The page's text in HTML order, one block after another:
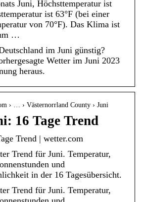
Juni, Höchsttemperatur ist
ist 63°F (bei einer
von 70°F). Das Klima ist
…
im Juni günstig?
Wetter im Juni 2023
heraus.
› … › Västernorrland County › Juni
16 Tage Trend
Trend | wetter.com
Trend für Juni. Temperatur,
und
in der 16 Tagesübersicht.
Trend für Juni. Temperatur,